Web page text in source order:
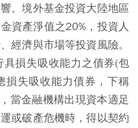
。境外基金投資大陸地區
資產淨值之20%，投資人
經濟與市場等投資風險。
損失吸收能力之債券(包
損失吸收能力債券，下稱
當金融機構出現資本適足
或破產危機時，得以契約